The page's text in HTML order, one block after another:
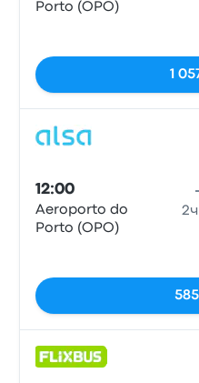
Porto (OPO)
1
12:00
Aeroporto do
Porto (OPO)